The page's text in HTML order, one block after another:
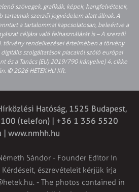
szövegek, grafikák, képek, hangfelvételek,
tartalmak szerzői jogvédelem alatt állnak. A
a tartalommal kapcsolatosan, beleértve a
céljára való felhasználását is – A szerzői
törvény rendelkezései értelmében a törvény
digitális szolgáltatások piacairól szóló európai
és a Tanács (EU) 2019/790 Irányelve) 4. cikke
© 2026 HETEK.HU Kft.
Hatóság, 1525 Budapest,
(telefon) | +36 1 356 5520
| www.nmhh.hu
Sándor - Founder Editor in
Kérdéseit, észrevételeit kérjük írja
. - The photos contained in